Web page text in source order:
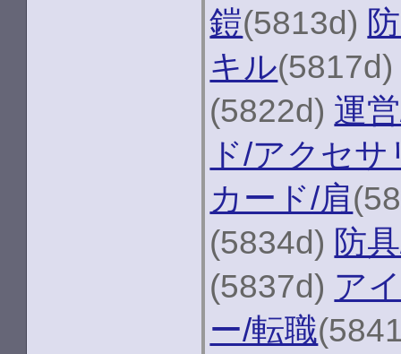
鎧(5813d)
キル
(5822d) 運
ド/アクセサ
カード/肩
(5834d) 防
(5837d) ア
ー/転職